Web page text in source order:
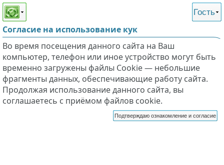
Этот сайт поддерживает
слабовидящих
Гость
Согласие на использование кук
Во время посещения данного сайта на Ваш
компьютер, телефон или иное устройство могут быть
временно загружены файлы Cookie — небольшие
фрагменты данных, обеспечивающие работу сайта.
Продолжая использование данного сайта, вы
соглашаетесь с приёмом файлов cookie.
Подтверждаю ознакомление и согласие